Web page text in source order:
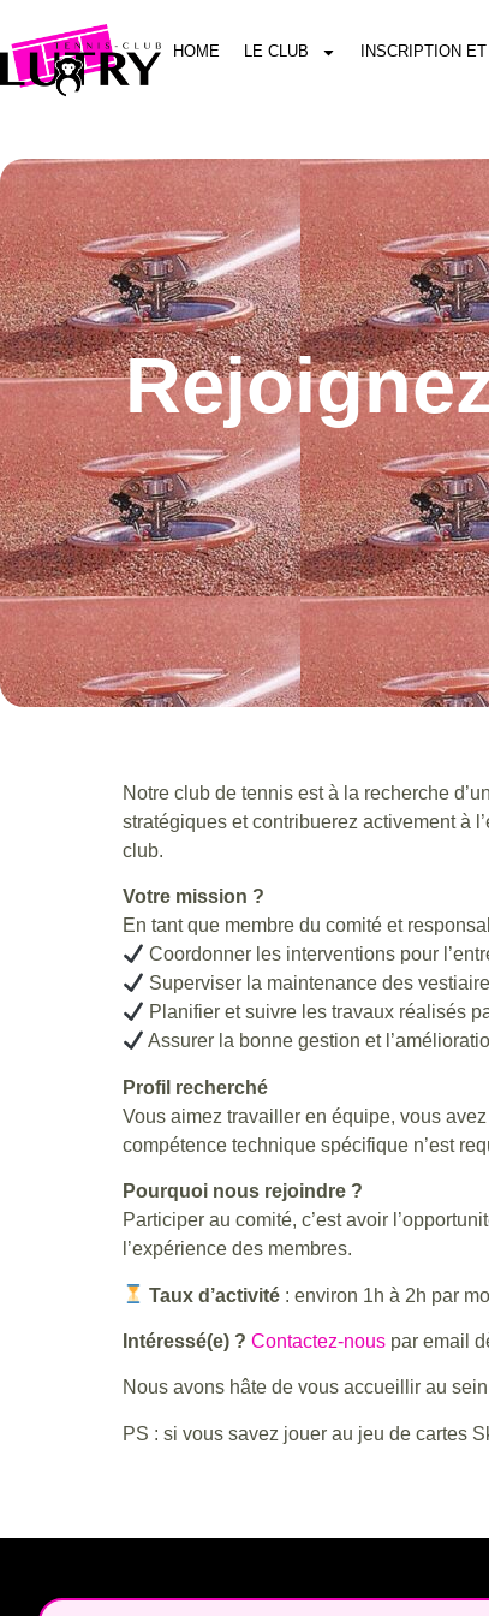
HOME LE CLUB INSCRIPTION
Notre club de tennis est à la recherche
stratégiques et contribuerez activement à
club.
Votre mission ?
En tant que membre du comité et
Coordonner les interventions pour
Superviser la maintenance des
Planifier et suivre les travaux réalisés
Assurer la bonne gestion et
Profil recherché
Vous aimez travailler en équipe, vous
compétence technique spécifique n’est
Pourquoi nous rejoindre ?
Participer au comité, c’est avoir
l’expérience des membres.
Taux d’activité : environ 1h à 2h par
Intéressé(e) ? Contactez-nous par email
Nous avons hâte de vous accueillir au
PS : si vous savez jouer au jeu de cartes